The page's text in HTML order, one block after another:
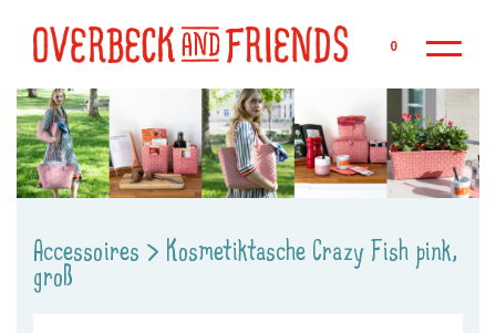
0
Accessoires > Kosmetiktasche Crazy Fish pink,
groß